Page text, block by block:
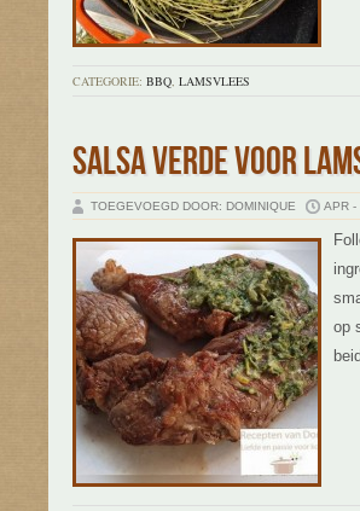
CATEGORIE: BBQ, LAMSVLEES
SALSA VERDE VOOR
TOEGEVOEGD DOOR: DOMINIQUE APR -
op